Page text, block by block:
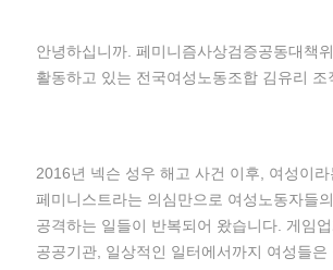
안녕하십니까. 페미니즘사상검증공동대책
활동하고 있는 전국여성노동조합 김유리 조
2016년 넥슨 성우 해고 사건 이후, 여성이라
페미니스트라는 의심만으로 여성노동자들
공격하는 일들이 반복되어 왔습니다. 게임
공공기관, 일상적인 일터에서까지 여성들은